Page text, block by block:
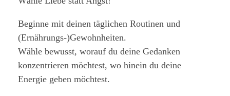
Beginne mit deinen täglichen Routinen und
(Ernährungs-)Gewohnheiten.
Wähle bewusst, worauf du deine Gedanken
konzentrieren möchtest, wo hinein du deine
Energie geben möchtest.